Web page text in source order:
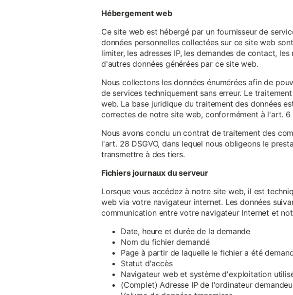
Hébergement web
Ce site web est hébergé par un fournisseur de
données personnelles collectées sur ce site web
limiter, les adresses IP, les demandes de contact,
d'autres données générées par ce site web.
Nous collectons les données énumérées afin de
de services techniquement sans erreur. Le
web. La base juridique du traitement des données
correctes de notre site web, conformément à l'art. 6
Nous avons conclu un contrat de traitement des
l'art. 28 DSGVO, dans lequel nous obligeons le
transmettre à des tiers.
Fichiers journaux du serveur
Lorsque vous accédez à notre site web, il est
web via votre navigateur internet. Les données
communication entre votre navigateur Internet et
Date, heure et durée de la demande
Nom du fichier demandé
Page à partir de laquelle le fichier a été
Statut d'accès
Navigateur web et système d'exploitation
(Complet) Adresse IP de l'ordinateur